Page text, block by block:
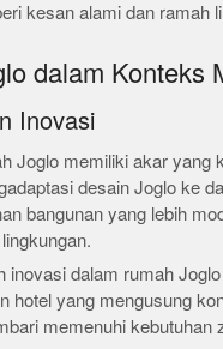
kesan alami dan ramah
dalam Konteks
Inovasi
Joglo memiliki akar yang
desain Joglo ke
bangunan yang lebih
inovasi dalam rumah
hotel yang mengusung
memenuhi kebutuhan